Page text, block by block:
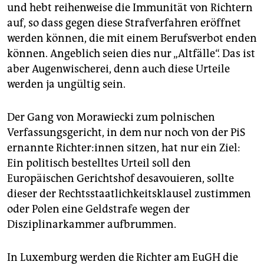
und hebt reihenweise die Immunität von Richtern
auf, so dass gegen diese Strafverfahren eröffnet
werden können, die mit einem Berufsverbot enden
können. Angeblich seien dies nur „Altfälle“. Das ist
aber Augenwischerei, denn auch diese Urteile
werden ja ungültig sein.
Der Gang von Morawiecki zum polnischen
Verfassungsgericht, in dem nur noch von der PiS
ernannte Rich­te­r:in­nen sitzen, hat nur ein Ziel:
Ein politisch bestelltes Urteil soll den
Europäischen Gerichtshof desavouieren, sollte
dieser der Rechtsstaatlichkeitsklausel zustimmen
oder Polen eine Geldstrafe wegen der
Disziplinarkammer aufbrummen.
In Luxemburg werden die Richter am EuGH die